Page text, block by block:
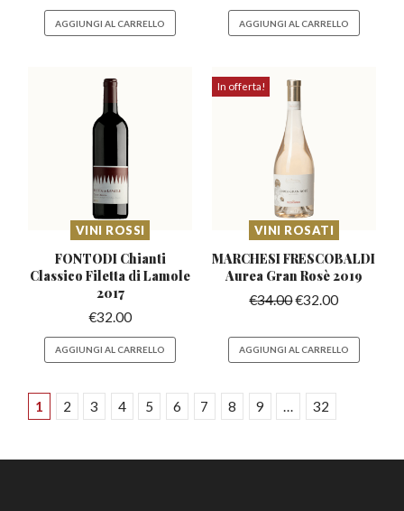
AGGIUNGI AL CARRELLO AGGIUNGI AL CARRELLO
VINI ROSSI
FONTODI Chianti
ClassicoFiletta di Lamole
2017
€32.00
AGGIUNGI AL CARRELLO
In offerta!
VINI ROSATI
MARCHESI FRESCOBALDI
Aurea Gran Rosè 2019
€34.00€32.00
AGGIUNGI AL CARRELLO
1 2 3 4 5 6 7 8 9 … 32